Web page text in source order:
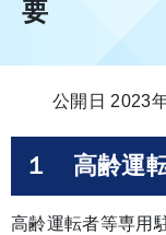
要
公開日 2023
１ 高齢運
高齢運転者等専用